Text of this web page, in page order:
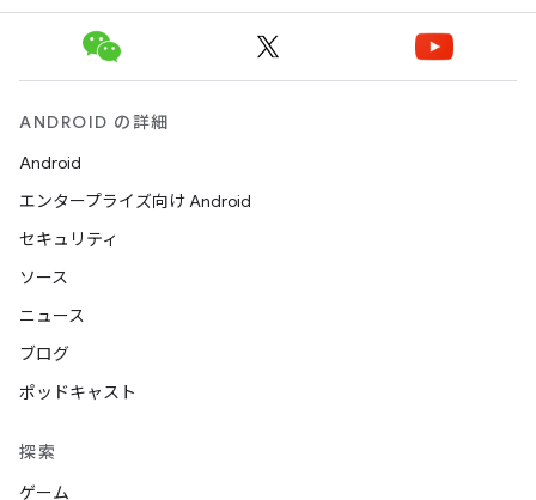
ANDROID の詳細
Android
エンタープライズ向け Android
セキュリティ
ソース
ニュース
ブログ
ポッドキャスト
探索
ゲーム